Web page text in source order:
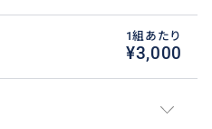
1組あたり
¥3,000